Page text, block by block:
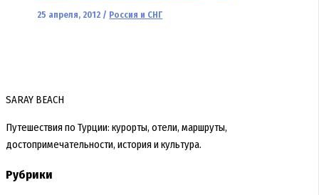
25 апреля, 2012 / Россия и СНГ
SARAY BEACH
Путешествия по Турции: курорты, отели, маршруты,
достопримечательности, история и культура.
Рубрики